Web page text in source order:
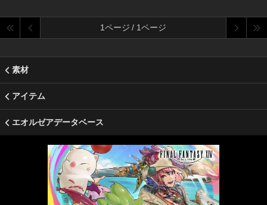
1ページ / 1ページ
素材
アイテム
エオルゼアデータベース